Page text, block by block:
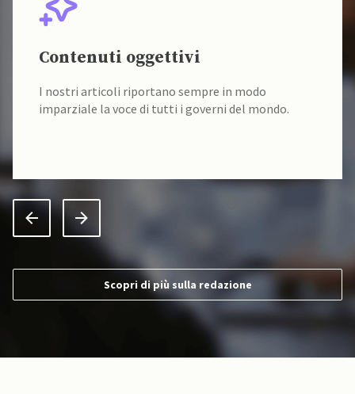
Fonti verificate
I nostri contenuti sono sempre verificati alla fonte
da un team di accademici specializzati.
Scopri di più sulla redazione